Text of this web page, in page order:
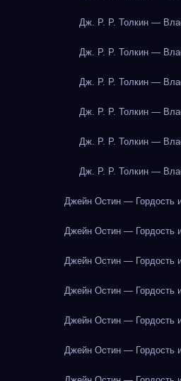
Дж. Р. Р. Толкин —
Дж. Р. Р. Толкин —
Дж. Р. Р. Толкин —
Дж. Р. Р. Толкин —
Дж. Р. Р. Толкин —
Дж. Р. Р. Толкин —
Джейн Остин — Гордость
Джейн Остин — Гордость
Джейн Остин — Гордость
Джейн Остин — Гордость
Джейн Остин — Гордость
Джейн Остин — Гордость